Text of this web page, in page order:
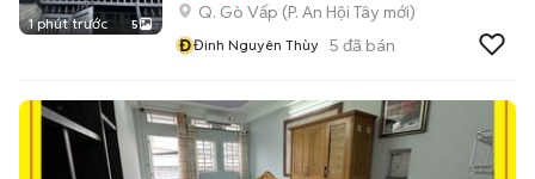
1 phút trước 5
Q. Gò Vấp (P. An Hội Tây mới)
ĐĐinh Nguyên Thùy 5 đã bán